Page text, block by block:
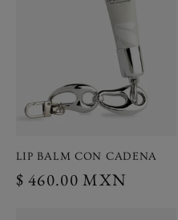
LIP BALM CON CADENA
Precio
$ 460.00 MXN